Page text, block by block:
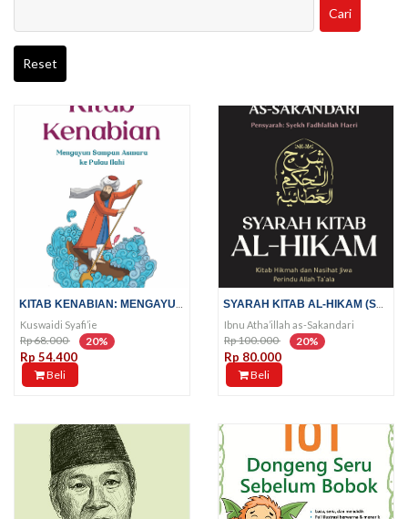
Cari
Reset
Kuswaidi Syafi’ie
Rp 68.000 20%
Rp 54.400
Beli
Ibnu Atha’illah as-Sakandari
Rp 100.000 20%
Rp 80.000
Beli